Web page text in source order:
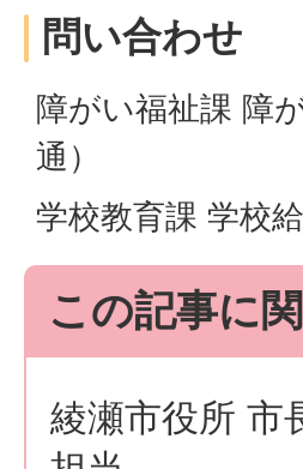
問い合わせ
障がい福祉課 障
通）
学校教育課 学校
この記事に
綾瀬市役所 市